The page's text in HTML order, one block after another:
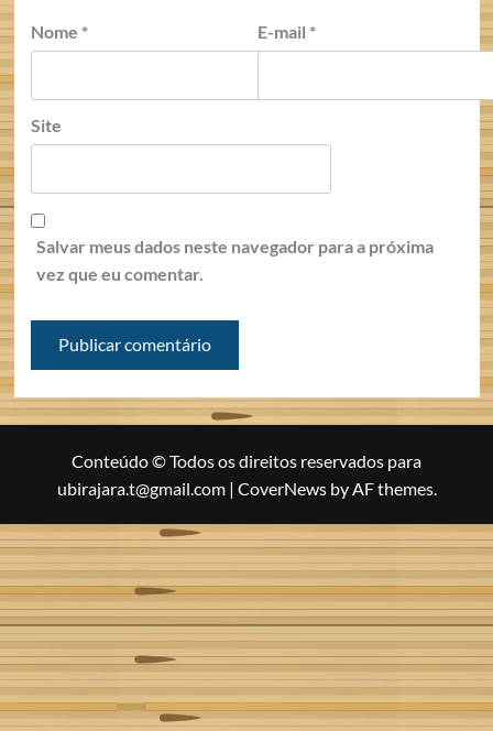
Nome * E-mail *
Site
Salvar meus dados neste navegador para a próxima
vez que eu comentar.
Conteúdo © Todos os direitos reservados para
ubirajara.t@gmail.com | CoverNewsby AF themes.